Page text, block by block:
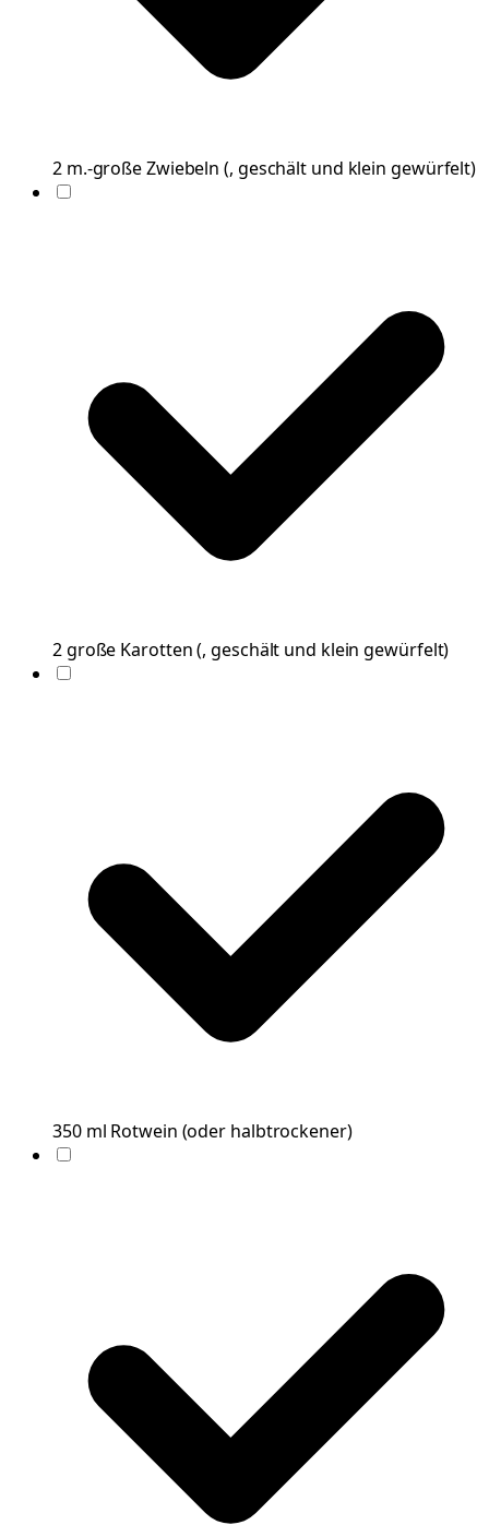
2 m.-großeZwiebeln (, geschält und klein gewürfelt)
2große Karotten(, geschält und klein gewürfelt)
350 ml Rotwein (oder halbtrockener)